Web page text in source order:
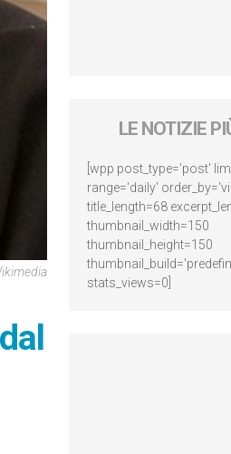
LE NOTIZIE
[wpp post_type='post'
range='daily'
title_length=68
thumbnail_width=150
thumbnail_height=150
stats_views=0]